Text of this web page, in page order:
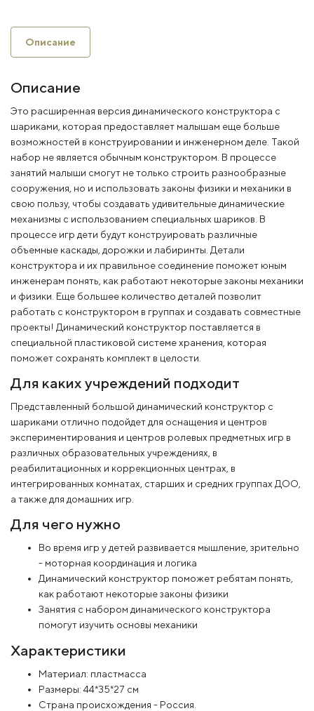
Описание
Описание
Это расширенная версия динамического конструктора с
шариками, которая предоставляет малышам еще больше
возможностей в конструировании и инженерном деле. Такой
набор не является обычным конструктором. В процессе
занятий малыши смогут не только строить разнообразные
сооружения, но и использовать законы физики и механики в
свою пользу, чтобы создавать удивительные динамические
механизмы с использованием специальных шариков. В
процессе игр дети будут конструировать различные
объемные каскады, дорожки и лабиринты. Детали
конструктора и их правильное соединение поможет юным
инженерам понять, как работают некоторые законы механики
и физики. Еще большее количество деталей позволит
работать с конструктором в группах и создавать совместные
проекты! Динамический конструктор поставляется в
специальной пластиковой системе хранения, которая
поможет сохранять комплект в целости.
Для каких учреждений подходит
Представленный большой динамический конструктор с
шариками отлично подойдет для оснащения и центров
экспериментирования и центров ролевых предметных игр в
различных образовательных учреждениях, в
реабилитационных и коррекционных центрах, в
интегрированных комнатах, старших и средних группах ДОО,
а также для домашних игр.
Для чего нужно
Во время игр у детей развивается мышление, зрительно
- моторная координация и логика
Динамический конструктор поможет ребятам понять,
как работают некоторые законы физики
Занятия с набором динамического конструктора
помогут изучить основы механики
Характеристики
Материал: пластмасса
Размеры: 44*35*27 см
Страна происхождения - Россия.